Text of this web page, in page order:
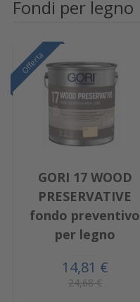
Fondi per legno
Offerta
GORI 17 WOOD
PRESERVATIVE
fondo preventivo
per legno
14,81 €
24,68 €